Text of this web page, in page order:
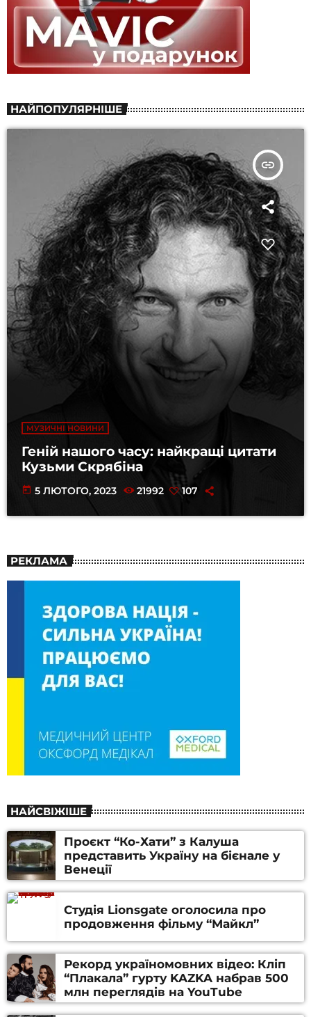
НАЙПОПУЛЯРНІШЕ
insert_link
МУЗИЧНІ НОВИНИ
Геній нашого часу: найкращі цитати
Кузьми Скрябіна
today 5 ЛЮТОГО, 2023 21992 107
РЕКЛАМА
НАЙСВІЖІШЕ
Проєкт “Ко-Хати” з Калуша
представить Україну на бієнале у
Венеції
Студія Lionsgate оголосила про
продовження фільму “Майкл”
Рекорд україномовних відео: Кліп
“Плакала” гурту KAZKA набрав 500
млн переглядів на YouTube